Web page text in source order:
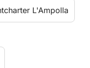
L'Ampolla